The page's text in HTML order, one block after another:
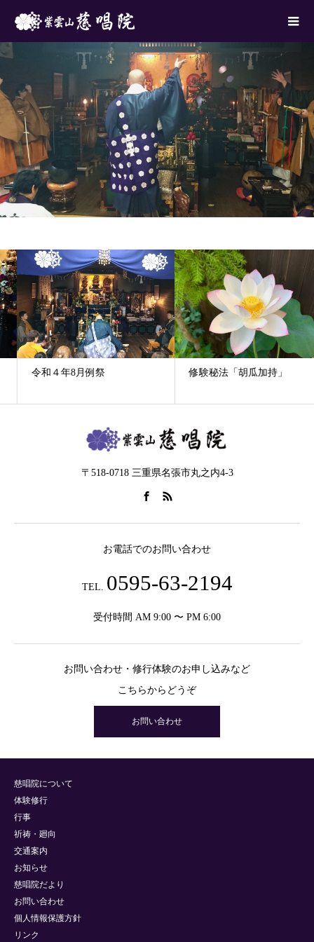
令和４年8月例祭 修験秘法「胡瓜加持」
〒518-0718 三重県名張市丸之内4-3
お電話でのお問い合わせ
TEL. 0595-63-2194
受付時間 AM 9:00 〜 PM 6:00
お問い合わせ・修行体験のお申し込みなど
こちらからどうぞ
お問い合わせ
慈唱院について
体験修行
行事
祈祷・廻向
交通案内
お知らせ
慈唱院だより
お問い合わせ
個人情報保護方針
リンク